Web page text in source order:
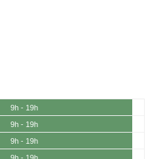
9h - 19h
9h - 19h
9h - 19h